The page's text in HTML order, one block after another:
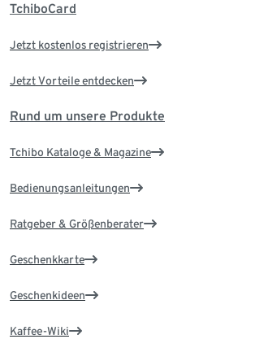
TchiboCard
Jetzt kostenlos registrieren
Jetzt Vorteile entdecken
Rund um unsere Produkte
Tchibo Kataloge & Magazine
Bedienungsanleitungen
Ratgeber & Größenberater
Geschenkkarte
Geschenkideen
Kaffee-Wiki